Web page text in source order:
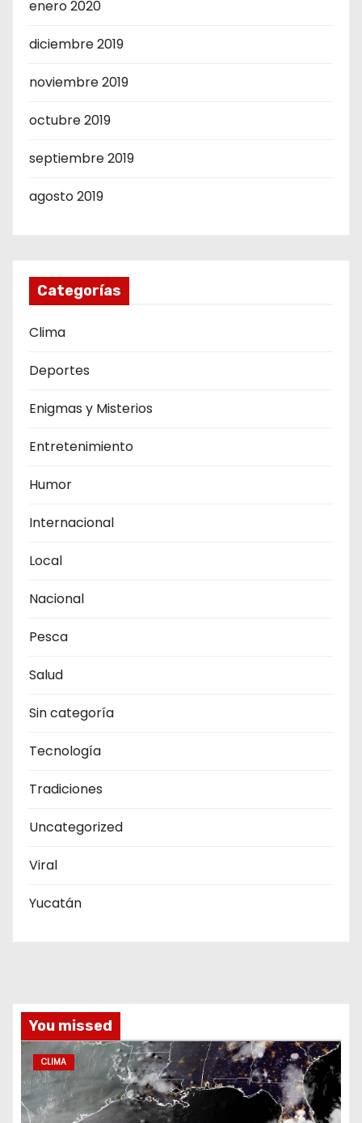
enero 2020
diciembre 2019
noviembre 2019
octubre 2019
septiembre 2019
agosto 2019
Categorías
Clima
Deportes
Enigmas y Misterios
Entretenimiento
Humor
Internacional
Local
Nacional
Pesca
Salud
Sin categoría
Tecnología
Tradiciones
Uncategorized
Viral
Yucatán
You missed
CLIMA